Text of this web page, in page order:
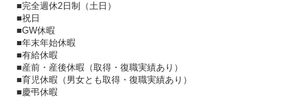
■完全週休2日制（土日）
■祝日
■GW休暇
■年末年始休暇
■有給休暇
■産前・産後休暇（取得・復職実績あり）
■育児休暇（男女とも取得・復職実績あり）
■慶弔休暇